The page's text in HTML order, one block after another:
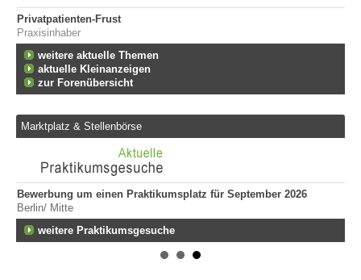
Privatpatienten-Frust
Praxisinhaber
weitere aktuelle Themen
aktuelle Kleinanzeigen
zur Forenübersicht
Marktplatz & Stellenbörse
Bewerbung um einen Praktikumsplatz für September 2026
Berlin/ Mitte
weitere Praktikumsgesuche